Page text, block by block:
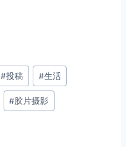
#投稿 #生活
#胶片摄影